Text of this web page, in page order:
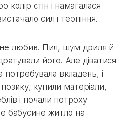
колір стін і намагалася
сил і терпіння.
любив. Пил, шум дриля й
його. Але діватися
потребувала вкладень, і
купили матеріали,
і почали потроху
бабусине житло на